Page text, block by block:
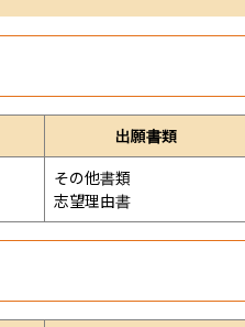
出願書類
その他書類
志望理由書